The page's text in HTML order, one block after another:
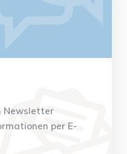
Newsletter
per E-